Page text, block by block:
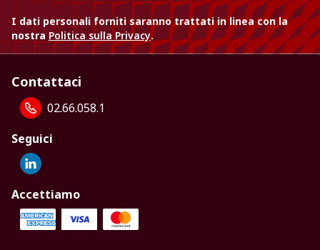
I dati personali forniti saranno trattati in linea con la
nostra Politica sulla Privacy.
Contattaci
02.66.058.1
Seguici
Accettiamo